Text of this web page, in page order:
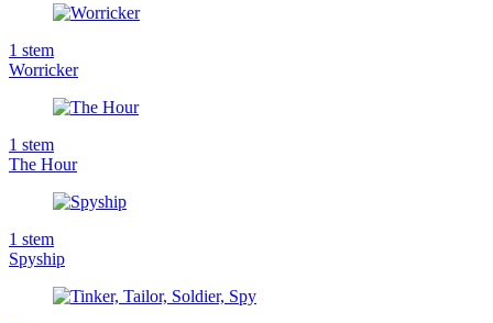
1 stem
Worricker
1 stem
The Hour
1 stem
Spyship